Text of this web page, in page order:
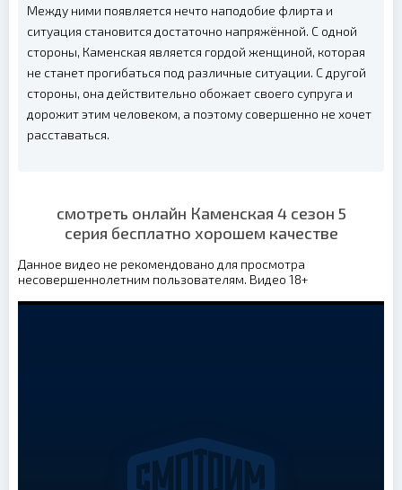
Между ними появляется нечто наподобие флирта и
ситуация становится достаточно напряжённой. С одной
стороны, Каменская является гордой женщиной, которая
не станет прогибаться под различные ситуации. С другой
стороны, она действительно обожает своего супруга и
дорожит этим человеком, а поэтому совершенно не хочет
расставаться.
смотреть онлайн Каменская 4 сезон 5
серия бесплатно хорошем качестве
Данное видео не рекомендовано для просмотра
несовершеннолетним пользователям. Видео 18+